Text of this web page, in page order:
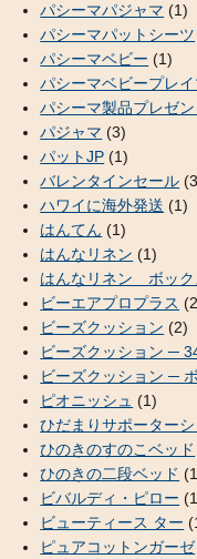
パシーマパジャマ (1)
パシーマパットシーツ
パシーマベビー (1)
パシーマベビープレイ
パシーマ製品プレゼ
パジャマ (3)
パットJP (1)
バレンタインセール
ハワイに海外発送 (1)
はんてん (1)
はんなリネン (1)
はんなリネン ボック
ビーエアプロプラス
ビーズクッション (2)
ビーズクッション ─
ビーズクッション ─
ピオニッシュ (1)
ひだまりサポーター
ひのきのすのこベッド
ひのきの二段ベッド
ビバルディ・ピロー
ビューティース ター
ピュアコットンガーゼ